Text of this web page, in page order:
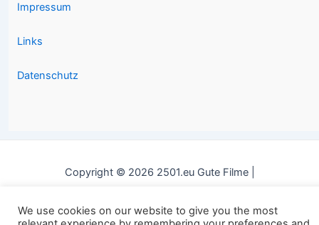
Impressum
Links
Datenschutz
Copyright © 2026 2501.eu Gute Filme |
We use cookies on our website to give you the most